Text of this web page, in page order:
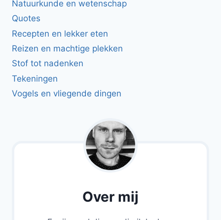
Natuurkunde en wetenschap
Quotes
Recepten en lekker eten
Reizen en machtige plekken
Stof tot nadenken
Tekeningen
Vogels en vliegende dingen
Over mij